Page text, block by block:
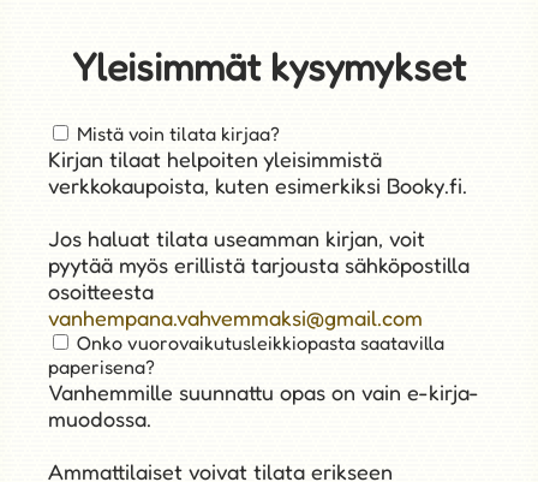
Yleisimmät kysymykset
Mistä voin tilata kirjaa?
Kirjan tilaat helpoiten yleisimmistä
Jos haluat tilata useamman kirjan, voit
pyytää myös erillistä tarjousta sähköpostilla
osoitteesta
vanhempana.vahvemmaksi@gmail.com
Onko vuorovaikutusleikkiopasta saatavilla
paperisena?
Vanhemmille suunnattu opas on vain e-kirja-